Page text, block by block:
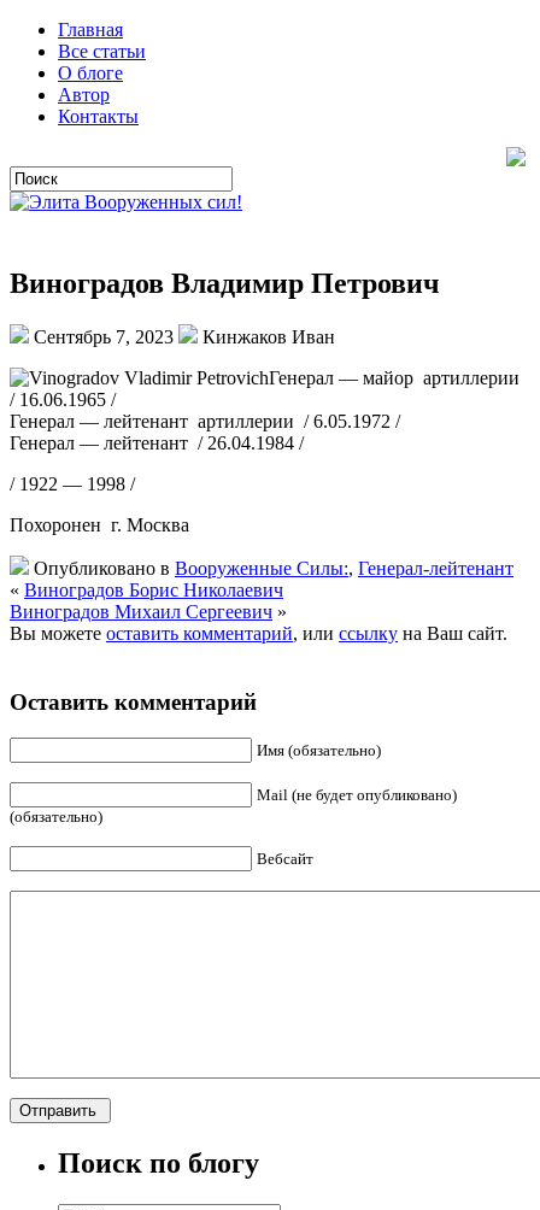
Главная
Все статьи
О блоге
Автор
Контакты
Виноградов Владимир Петрович
Сентябрь 7, 2023
Кинжаков Иван
Генерал — майор артиллерии
/ 16.06.1965 /
Генерал — лейтенант артиллерии / 6.05.1972 /
Генерал — лейтенант / 26.04.1984 /
/ 1922 — 1998 /
Похоронен г. Москва
Опубликовано в Вооруженные Силы:, Генерал-лейтенант
« Виноградов Борис Николаевич
Виноградов Михаил Сергеевич »
Вы можете оставить комментарий, или ссылку на Ваш сайт.
Оставить комментарий
Имя (обязательно)
Mail (не будет опубликовано)
(обязательно)
Вебсайт
Поиск по блогу